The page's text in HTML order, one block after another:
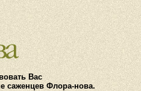
О компании Как купить
Вас
саженцев Флора-нова.